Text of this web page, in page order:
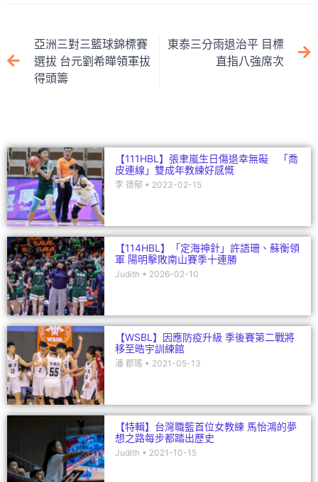
e
b
er l
e
亞洲三對三籃球錦標賽
選拔 台元劉希曄領軍拔
得頭籌
東泰三分雨退治平 目標
直指八強席次
【111HBL】張聿嵐生日傷退幸無礙 「喬
皮連線」雙成年教練好感慨
李 德郁 2023-02-15
【114HBL】「定海神針」許語珊、蘇衡領
軍 陽明擊敗南山賽季十連勝
Judith 2026-02-10
【WSBL】因應防疫升級 季後賽第二戰將
移至晧宇訓練館
潘 郡瑤 2021-05-13
【特輯】台灣職籃首位女教練 馬怡鴻的夢
想之路每步都踏出歷史
Judith 2021-10-15